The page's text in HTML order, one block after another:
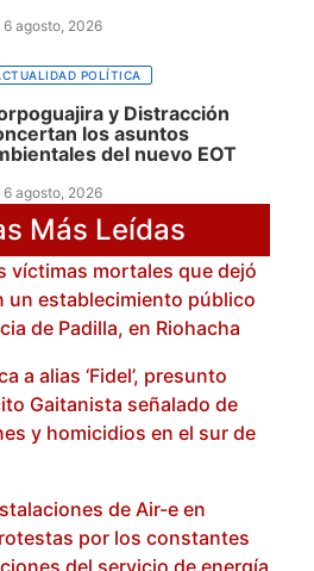
6 agosto, 2026
POLÍTICA
y Distracción
los asuntos
del nuevo EOT
6 agosto, 2026
Más Leídas
víctimas mortales que dejó
un establecimiento público
de Padilla, en Riohacha
a alias ‘Fidel’, presunto
Gaitanista señalado de
y homicidios en el sur de
de Air-e en
por los constantes